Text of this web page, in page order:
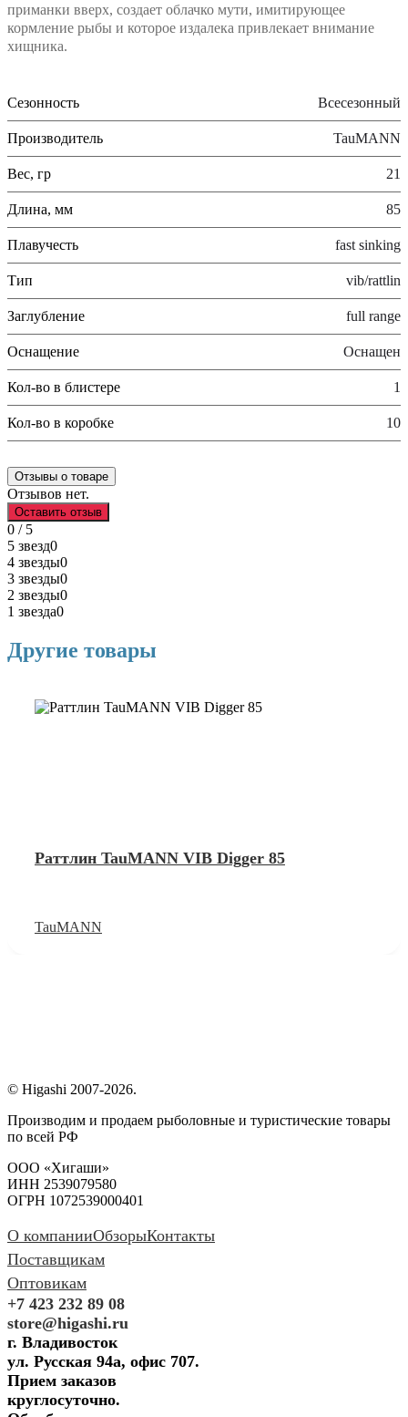
приманки вверх, создает облачко мути, имитирующее
кормление рыбы и которое издалека привлекает внимание
хищника.
Сезонность Всесезонный
Производитель TauMANN
Вес, гр 21
Длина, мм 85
Плавучесть fast sinking
Тип vib/rattlin
Заглубление full range
Оснащение Оснащен
Кол-во в блистере 1
Кол-во в коробке 10
Отзывы о товаре
Отзывов нет.
Оставить отзыв
0 / 5
5 звезд0
4 звезды0
3 звезды0
2 звезды0
1 звезда0
Другие товары
Раттлин TauMANN VIB Digger 85
TauMANN
© Higashi 2007-2026.
Производим и продаем рыболовные и туристические товары
по всей РФ
ООО «Хигаши»
ИНН 2539079580
ОГРН 1072539000401
О компанииОбзорыКонтакты
Поставщикам
Оптовикам
+7 423 232 89 08
store@higashi.ru
г. Владивосток
ул. Русская 94а, офис 707.
Прием заказов
круглосуточно.